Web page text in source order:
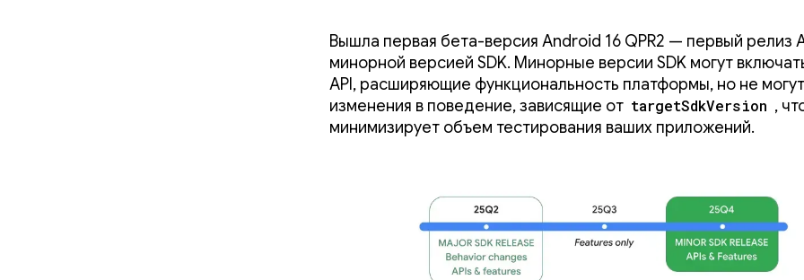
Вышла первая бета-версия Android 16 QPR2 — первый релиз
минорной версией SDK. Минорные версии SDK могут
API, расширяющие функциональность платформы, но не
изменения в поведение, зависящие от targetSdkVersion ,
минимизирует объем тестирования ваших приложений.